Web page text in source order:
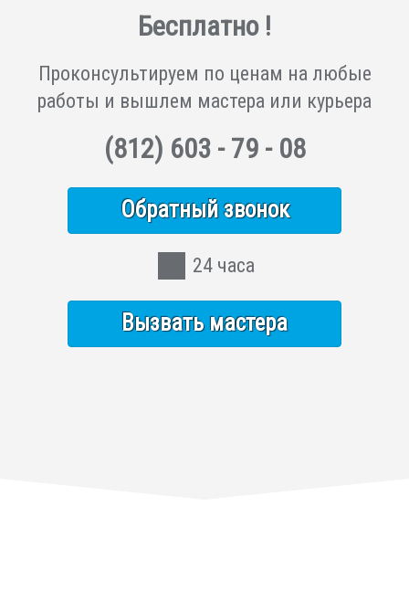
Бесплатно !
Проконсультируем по ценам на любые
работы и вышлем мастера или курьера
(812) 603 - 79 - 08
Обратный звонок
24 часа
Вызвать мастера